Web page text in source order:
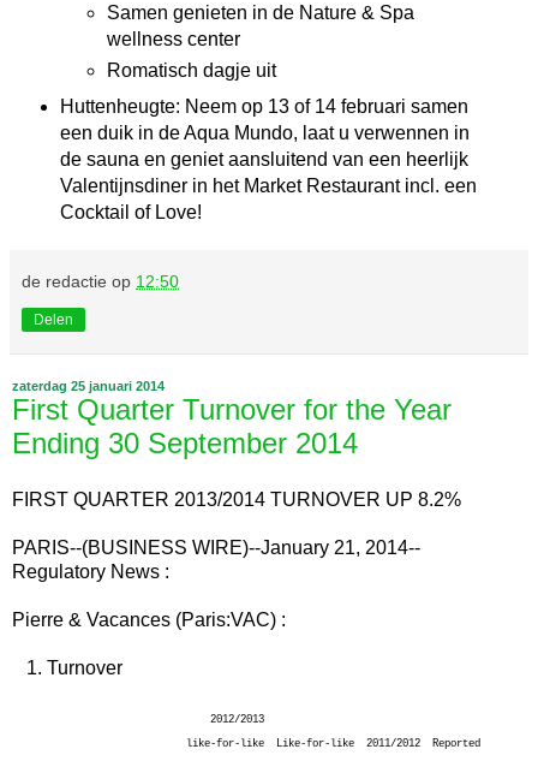
Samen genieten in de Nature & Spa
wellness center
Romatisch dagje uit
Huttenheugte: Neem op 13 of 14 februari samen
een duik in de Aqua Mundo, laat u verwennen in
de sauna en geniet aansluitend van een heerlijk
Valentijnsdiner in het Market Restaurant incl. een
Cocktail of Love!
de redactie op 12:50
Delen
zaterdag 25 januari 2014
First Quarter Turnover for the Year
Ending 30 September 2014
FIRST QUARTER 2013/2014 TURNOVER UP 8.2%
PARIS--(BUSINESS WIRE)--January 21, 2014--
Regulatory News :
Pierre & Vacances (Paris:VAC) :
1. Turnover
2012/2013
like-for-like Like-for-like 2011/2012 Reported